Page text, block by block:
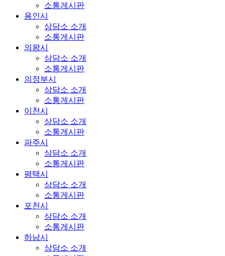
소통게시판
용인시
상담소 소개
소통게시판
의왕시
상담소 소개
소통게시판
의정부시
상담소 소개
소통게시판
이천시
상담소 소개
소통게시판
파주시
상담소 소개
소통게시판
평택시
상담소 소개
소통게시판
포천시
상담소 소개
소통게시판
하남시
상담소 소개